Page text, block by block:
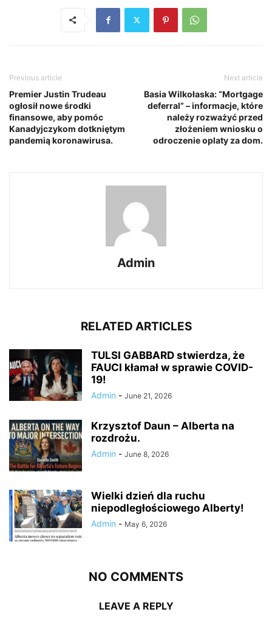
Previous article
Premier Justin Trudeau
ogłosił nowe środki
finansowe, aby pomóc
Kanadyjczykom dotkniętym
pandemią koronawirusa.
Next article
Basia Wilkołaska: “Mortgage
deferral” – informacje, które
należy rozważyć przed
złożeniem wniosku o
odroczenie oplaty za dom.
Admin
RELATED ARTICLES
TULSI GABBARD stwierdza, że
FAUCI kłamał w sprawie COVID-
19!
Admin - June 21, 2026
Krzysztof Daun – Alberta na
rozdrożu.
Admin - June 8, 2026
Wielki dzień dla ruchu
niepodległościowego Alberty!
Admin - May 6, 2026
NO COMMENTS
LEAVE A REPLY